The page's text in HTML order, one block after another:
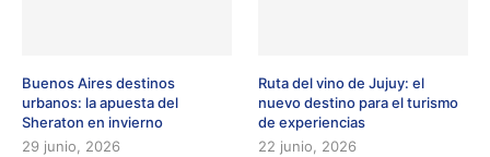
Buenos Aires destinos
urbanos: la apuesta del
Sheraton en invierno
29 junio, 2026
Ruta del vino de Jujuy: el
nuevo destino para el turismo
de experiencias
22 junio, 2026